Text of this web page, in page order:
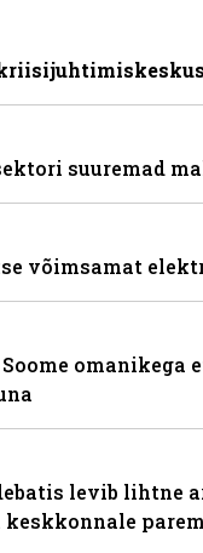
suuremad
võimsamat
Soome omanikega
levib lihtne